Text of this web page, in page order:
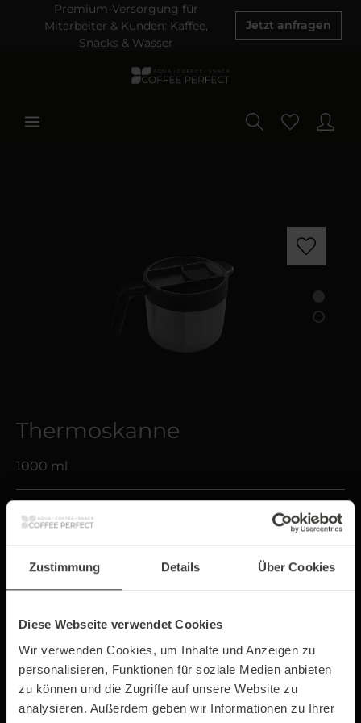
Zustimmung Details Über Cookies
Diese Webseite verwendet Cookies
Wir verwenden Cookies, um Inhalte und Anzeigen zu
personalisieren, Funktionen für soziale Medien anbieten
zu können und die Zugriffe auf unsere Website zu
analysieren. Außerdem geben wir Informationen zu Ihrer
Premium-Versorgung für
Mitarbeiter & Kunden: Kaffee,
Snacks & Wasser
Jetzt anfragen
Thermoskanne
1000 ml
49,99 €*
Preise exkl. MwSt. zzgl. Versandkosten
Sofort verfügbar, Lieferzeit: 1-3 Tage
In den Warenkorb